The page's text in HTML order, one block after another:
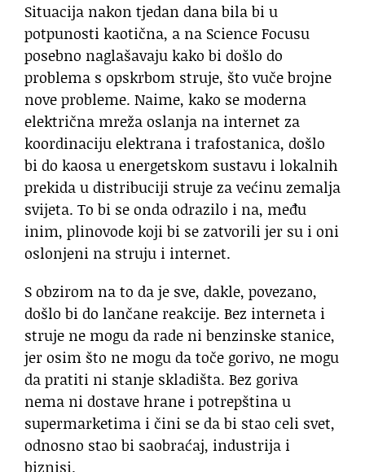
Situacija nakon tjedan dana bila bi u
potpunosti kaotična, a na Science Focusu
posebno naglašavaju kako bi došlo do
problema s opskrbom struje, što vuče brojne
nove probleme. Naime, kako se moderna
električna mreža oslanja na internet za
koordinaciju elektrana i trafostanica, došlo
bi do kaosa u energetskom sustavu i lokalnih
prekida u distribuciji struje za većinu zemalja
svijeta. To bi se onda odrazilo i na, među
inim, plinovode koji bi se zatvorili jer su i oni
oslonjeni na struju i internet.
S obzirom na to da je sve, dakle, povezano,
došlo bi do lančane reakcije. Bez interneta i
struje ne mogu da rade ni benzinske stanice,
jer osim što ne mogu da toče gorivo, ne mogu
da pratiti ni stanje skladišta. Bez goriva
nema ni dostave hrane i potrepština u
supermarketima i čini se da bi stao celi svet,
odnosno stao bi saobraćaj, industrija i
biznisi.